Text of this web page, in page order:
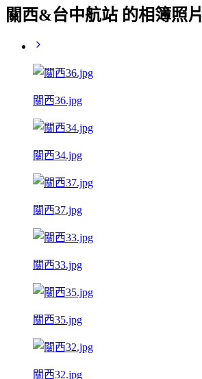
關西&台中航站 的相簿照片
關西36.jpg
關西34.jpg
關西37.jpg
關西33.jpg
關西35.jpg
關西32.jpg